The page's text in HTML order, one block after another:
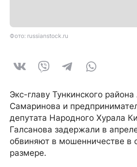
Фото: russianstock.ru
Экс-главу Тункинского
Самаринова и
депутата Народного Хурала
Галсанова задержали в
обвиняют в мошенничестве в
размере.